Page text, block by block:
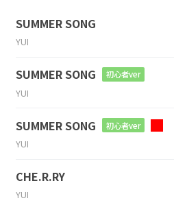
SUMMER SONG
YUI
SUMMER SONG 初心者ver
YUI
SUMMER SONG 初心者ver
YUI
CHE.R.RY
YUI